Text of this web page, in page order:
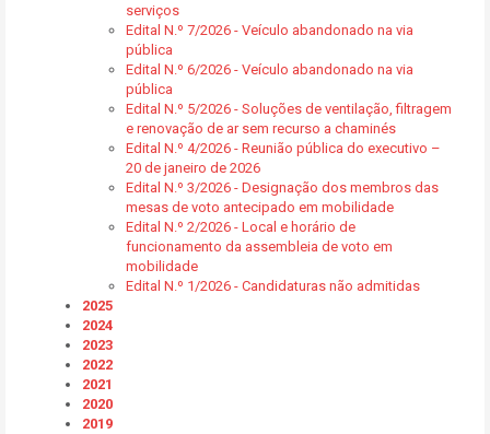
serviços
Edital N.º 7/2026 - Veículo abandonado na via
pública
Edital N.º 6/2026 - Veículo abandonado na via
pública
Edital N.º 5/2026 - Soluções de ventilação, filtragem
e renovação de ar sem recurso a chaminés
Edital N.º 4/2026 - Reunião pública do executivo –
20 de janeiro de 2026
Edital N.º 3/2026 - Designação dos membros das
mesas de voto antecipado em mobilidade
Edital N.º 2/2026 - Local e horário de
funcionamento da assembleia de voto em
mobilidade
Edital N.º 1/2026 - Candidaturas não admitidas
2025
2024
2023
2022
2021
2020
2019